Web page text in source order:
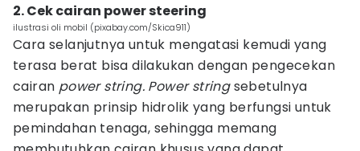
2. Cek cairan power steering
ilustrasi oli mobil (pixabay.com/Skica911)
Cara selanjutnya untuk mengatasi kemudi yang
terasa berat bisa dilakukan dengan pengecekan
cairan power string. Power stringsebetulnya
merupakan prinsip hidrolik yang berfungsi untuk
pemindahan tenaga, sehingga memang